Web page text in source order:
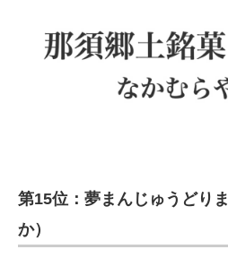
第15位：夢まんじゅうどり
か）